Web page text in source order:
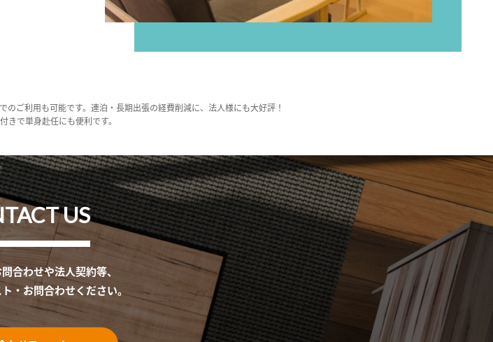
ご利用も可能です。連泊・長期出張の経費削減に、法人様にも大好評！
で単身赴任にも便利です。
US
合わせや法人契約等、
・お問合わせください。